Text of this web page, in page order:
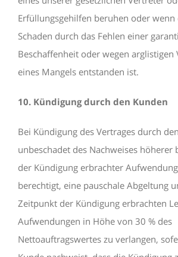
Erfüllungsgehilfen beruhen oder wenn
Schaden durch das Fehlen einer
Beschaffenheit oder wegen arglistigen
eines Mangels entstanden ist.
10. Kündigung durch den Kunden
Bei Kündigung des Vertrages durch
unbeschadet des Nachweises
der Kündigung erbrachter
berechtigt, eine pauschale Abgeltung
Zeitpunkt der Kündigung erbrachten
Aufwendungen in Höhe von 30 % des
Nettoauftragswertes zu verlangen,